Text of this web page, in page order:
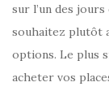
sur l’un des jours
souhaitez plutôt
options. Le plus
acheter vos